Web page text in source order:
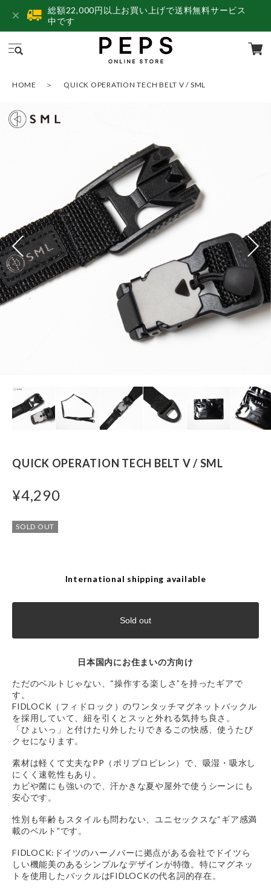
総額22,000円以上お買い上げで送料無料サービス
中です
HOME QUICK OPERATION TECH BELT V / SML
QUICK OPERATION TECH BELT V / SML
¥4,290
SOLD OUT
International shipping available
Sold out
日本国内にお住まいの方向け
ただのベルトじゃない、“操作する楽しさ”を持ったギアで
す。
FIDLOCK（フィドロック）のワンタッチマグネットバックル
を採用していて、紐を引くとスッと外れる気持ち良さ。
「ひょいっ」と付けたり外したりできるこの快感、使うたび
クセになります。
素材は軽くて丈夫なPP（ポリプロピレン）で、吸湿・吸水し
にくく速乾性もあり。
カビや菌にも強いので、汗かきな夏や屋外で使うシーンにも
安心です。
性別も年齢もスタイルも問わない、ユニセックスな“ギア感満
載のベルト”です。
FIDLOCK:ドイツのハーノバーに拠点がある会社でドイツら
しい機能美のあるシンプルなデザインが特徴。特にマグネッ
トを使用したバックルはFIDLOCKの代名詞的存在。